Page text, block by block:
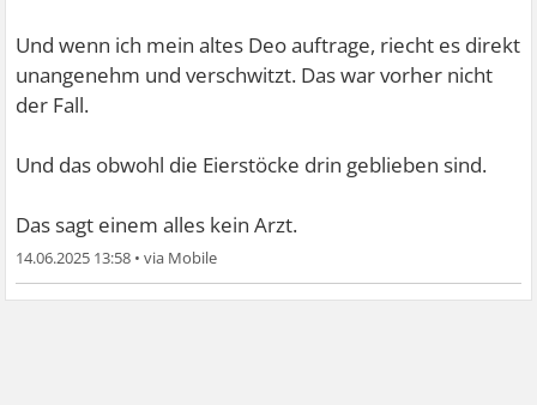
Und wenn ich mein altes Deo auftrage, riecht es direkt
unangenehm und verschwitzt. Das war vorher nicht
der Fall.
Und das obwohl die Eierstöcke drin geblieben sind.
Das sagt einem alles kein Arzt.
14.06.2025 13:58 •